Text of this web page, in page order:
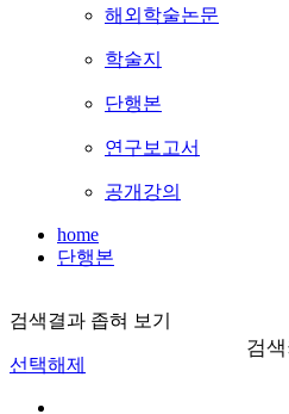
해외학술논문
학술지
단행본
연구보고서
공개강의
home
단행본
검색결과 좁혀 보기
선택해제
검